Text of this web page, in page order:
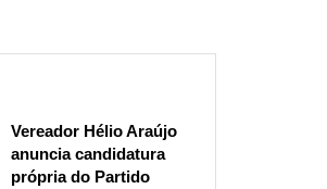
Vereador Hélio Araújo
anuncia candidatura
própria do Partido